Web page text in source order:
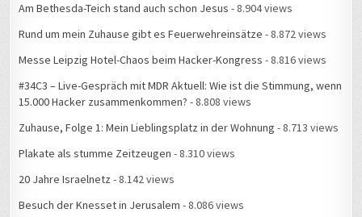
Am Bethesda-Teich stand auch schon Jesus - 8.904 views
Rund um mein Zuhause gibt es Feuerwehreinsätze - 8.872 views
Messe Leipzig Hotel-Chaos beim Hacker-Kongress - 8.816 views
#34C3 – Live-Gespräch mit MDR Aktuell: Wie ist die Stimmung, wenn
15.000 Hacker zusammenkommen? - 8.808 views
Zuhause, Folge 1: Mein Lieblingsplatz in der Wohnung - 8.713 views
Plakate als stumme Zeitzeugen - 8.310 views
20 Jahre Israelnetz - 8.142 views
Besuch der Knesset in Jerusalem - 8.086 views